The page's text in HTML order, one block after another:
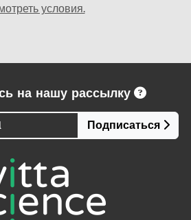
условия.
на нашу рассылку
Подписаться